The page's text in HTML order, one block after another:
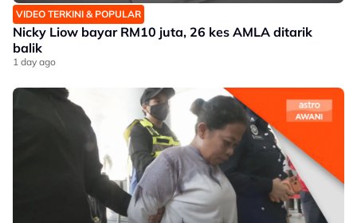
VIDEO TERKINI & POPULAR
Nicky Liow bayar RM10 juta, 26 kes AMLA ditarik
balik
1 day ago